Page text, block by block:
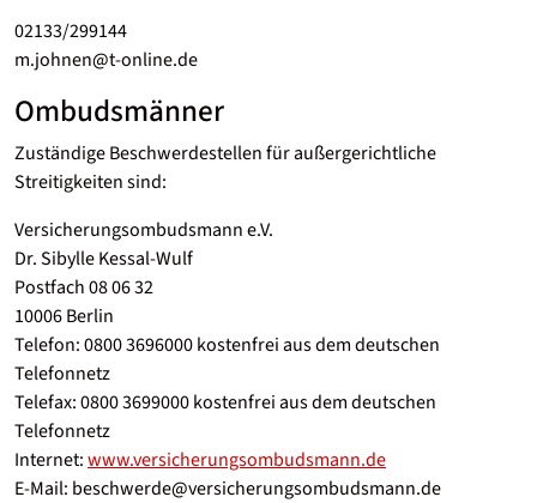
02133/299144
m.johnen@t-online.de
Ombudsmänner
Zuständige Beschwerdestellen für außergerichtliche
Streitigkeiten sind:
Versicherungsombudsmann e.V.
Dr. Sibylle Kessal-Wulf
Postfach 08 06 32
10006 Berlin
Telefon: 0800 3696000 kostenfrei aus dem deutschen
Telefonnetz
Telefax: 0800 3699000 kostenfrei aus dem deutschen
Telefonnetz
Internet:www.versicherungsombudsmann.de
E-Mail: beschwerde@versicherungsombudsmann.de